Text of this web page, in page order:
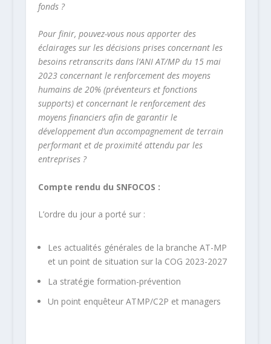
fonds ?
Pour finir, pouvez-vous nous apporter des
éclairages sur les décisions prises concernant les
besoins retranscrits dans l’ANI AT/MP du 15 mai
2023 concernant le renforcement des moyens
humains de 20% (préventeurs et fonctions
supports) et concernant le renforcement des
moyens financiers afin de garantir le
développement d’un accompagnement de terrain
performant et de proximité attendu par les
entreprises ?
Compte rendu du SNFOCOS :
L’ordre du jour a porté sur :
Les actualités générales de la branche AT-MP
et un point de situation sur la COG 2023-2027
La stratégie formation-prévention
Un point enquêteur ATMP/C2P et managers